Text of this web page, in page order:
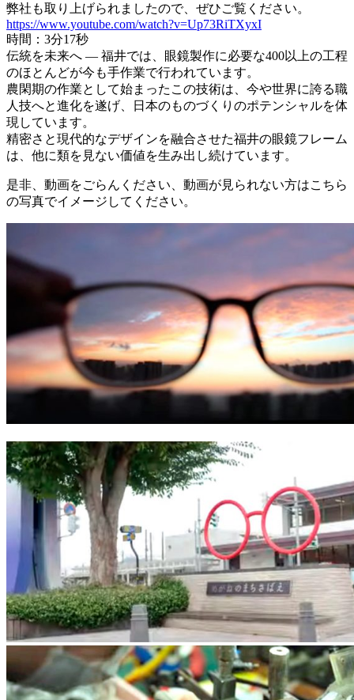
弊社も取り上げられましたので、ぜひご覧ください。
https://www.youtube.com/watch?v=Up73RiTXyxI
時間：3分17秒
伝統を未来へ ― 福井では、眼鏡製作に必要な400以上の工程
のほとんどが今も手作業で行われています。
農閑期の作業として始まったこの技術は、今や世界に誇る職
人技へと進化を遂げ、日本のものづくりのポテンシャルを体
現しています。
精密さと現代的なデザインを融合させた福井の眼鏡フレーム
は、他に類を見ない価値を生み出し続けています。
是非、動画をごらんください、動画が見られない方はこちら
の写真でイメージしてください。